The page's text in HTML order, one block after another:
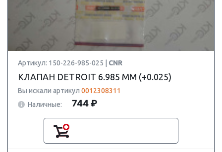
Артикул: 150-226-985-025 | CNR
КЛАПАН DETROIT 6.985 ММ (+0.025)
Вы искали артикул 0012308311
Наличные:
744 ₽